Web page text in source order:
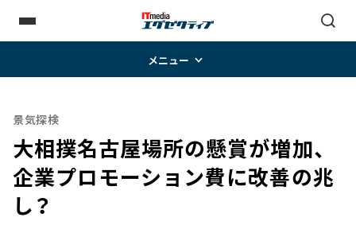
メニュー
景気探検
大相撲名古屋場所の懸賞が増加、
企業プロモーション費に改善の兆
し？